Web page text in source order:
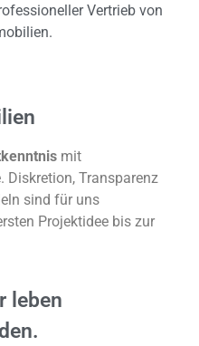
Vertrieb von
mit
Diskretion, Transparenz
sind für uns
Projektidee bis zur
leben